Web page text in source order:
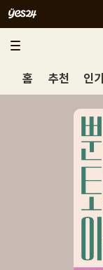
홈 추천 인기